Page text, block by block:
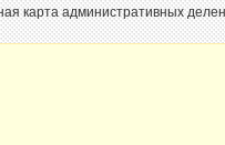
карта административных